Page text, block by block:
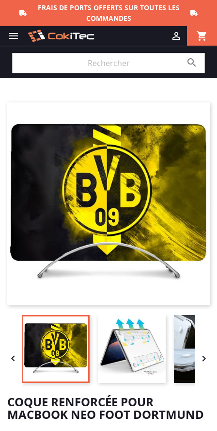
FRAIS DE PORTS OFFERTS SUR TOUTES LES
COMMANDES
 shopping_cart


 
COQUE RENFORCÉE POUR
MACBOOK NEO FOOT DORTMUND